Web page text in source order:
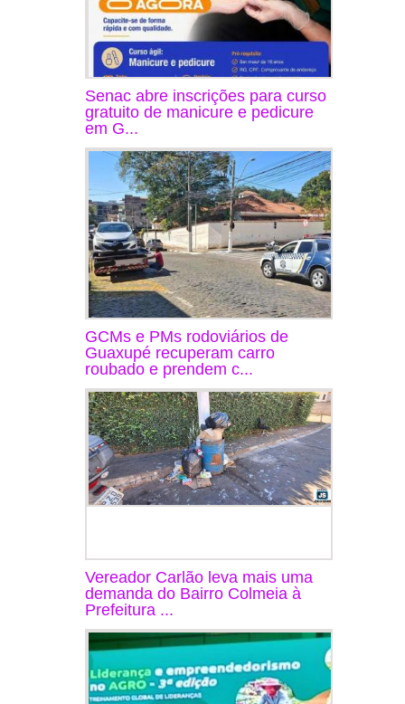
Senac abre inscrições para curso
gratuito de manicure e pedicure
em G...
GCMs e PMs rodoviários de
Guaxupé recuperam carro
roubado e prendem c...
Vereador Carlão leva mais uma
demanda do Bairro Colmeia à
Prefeitura ...